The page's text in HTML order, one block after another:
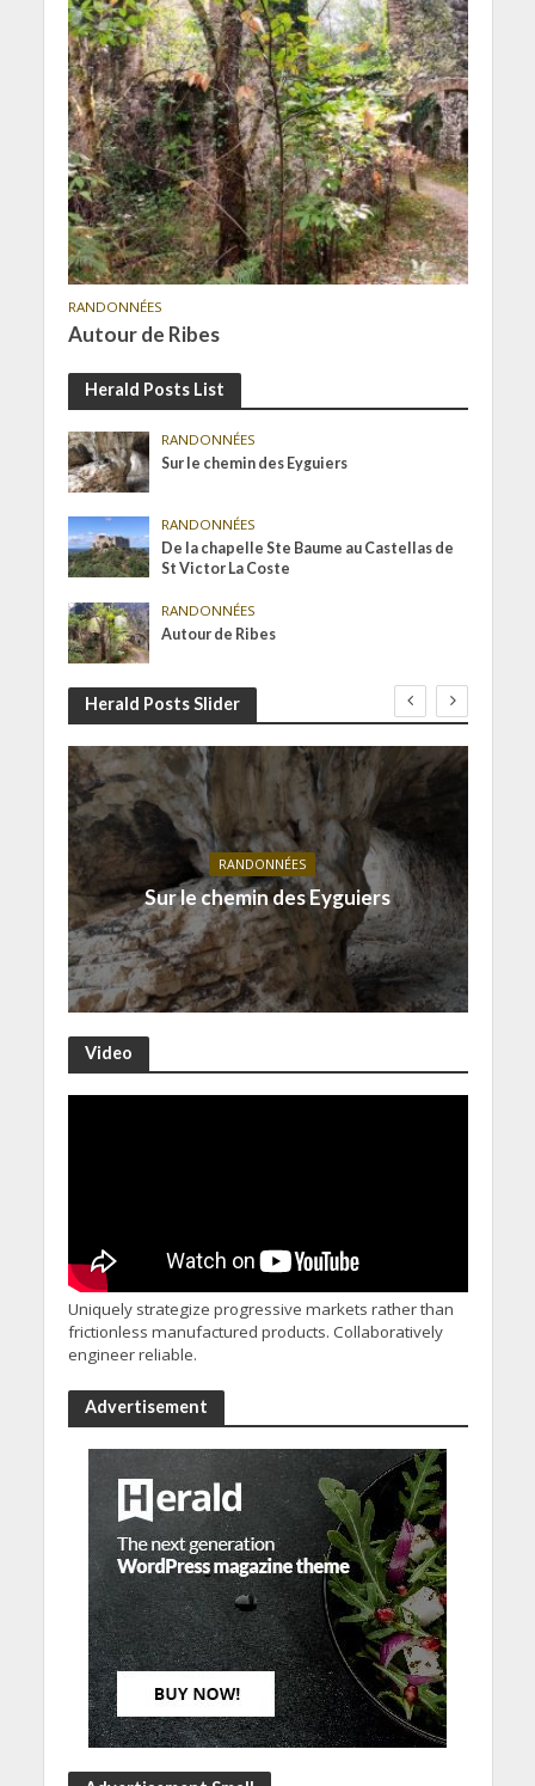
RANDONNÉES
Autour de Ribes
Herald Posts List
RANDONNÉES
Sur le chemin des Eyguiers
RANDONNÉES
De la chapelle Ste Baume au Castellas de
St Victor La Coste
RANDONNÉES
Autour de Ribes
Herald Posts Slider
RANDONNÉES
Sur le chemin des Eyguiers
Video
Uniquely strategize progressive markets rather than
frictionless manufactured products. Collaboratively
engineer reliable.
Advertisement